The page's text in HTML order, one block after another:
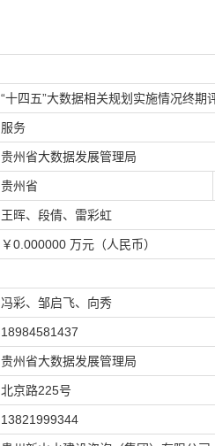
“十四五”大数据相关规划实施情况终期
服务
贵州省大数据发展管理局
贵州省
王晖、段倩、雷彩虹
￥0.000000 万元（人民币）
冯彩、邹启飞、向秀
18984581437
贵州省大数据发展管理局
北京路225号
13821999344